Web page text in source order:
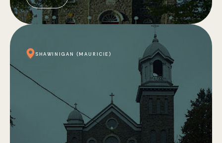
SHAWINIGAN (MAURICIE)